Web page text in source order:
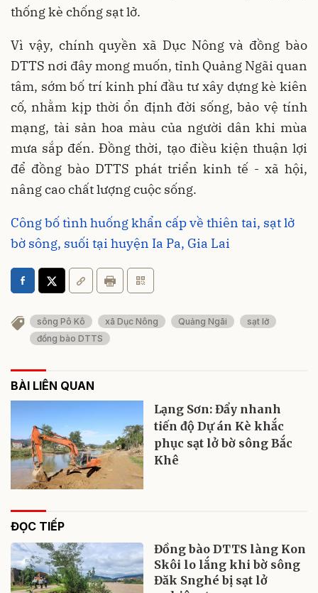
thống kè chống sạt lở.
Vì vậy, chính quyền xã Dục Nông và đồng bào
DTTS nơi đây mong muốn, tỉnh Quảng Ngãi quan
tâm, sớm bố trí kinh phí đầu tư xây dựng kè kiên
cố, nhằm kịp thời ổn định đời sống, bảo vệ tính
mạng, tài sản hoa màu của người dân khi mùa
mưa sắp đến. Đồng thời, tạo điều kiện thuận lợi
để đồng bào DTTS phát triển kinh tế - xã hội,
nâng cao chất lượng cuộc sống.
Công bố tình huống khẩn cấp về thiên tai, sạt lở
bờ sông, suối tại huyện Ia Pa, Gia Lai
sông Pô Kô xã Dục Nông Quảng Ngãi
sạt lở
đồng bào DTTS
BÀI LIÊN QUAN
Lạng Sơn: Đẩy nhanh
tiến độ Dự án Kè khắc
phục sạt lở bờ sông Bắc
Khê
ĐỌC TIẾP
Đồng bào DTTS làng Kon
Skôi lo lắng khi bờ sông
Đăk Snghé bị sạt lở